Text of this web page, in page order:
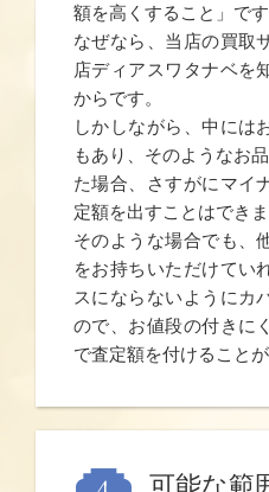
額を高くすること」です
なぜなら、当店の買取
店ディアスワタナベを
からです。
しかしながら、中には
もあり、そのようなお
た場合、さすがにマイ
定額を出すことはできま
そのような場合でも、
をお持ちいただけてい
スにならないようにカ
ので、お値段の付きに
で査定額を付けることが
可能な範